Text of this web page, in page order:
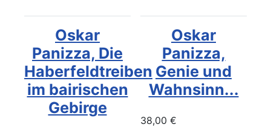
Oskar
Panizza, Die
Haberfeldtreiben
im bairischen
Gebirge
Oskar
Panizza,
Genie und
Wahnsinn...
38,00 €